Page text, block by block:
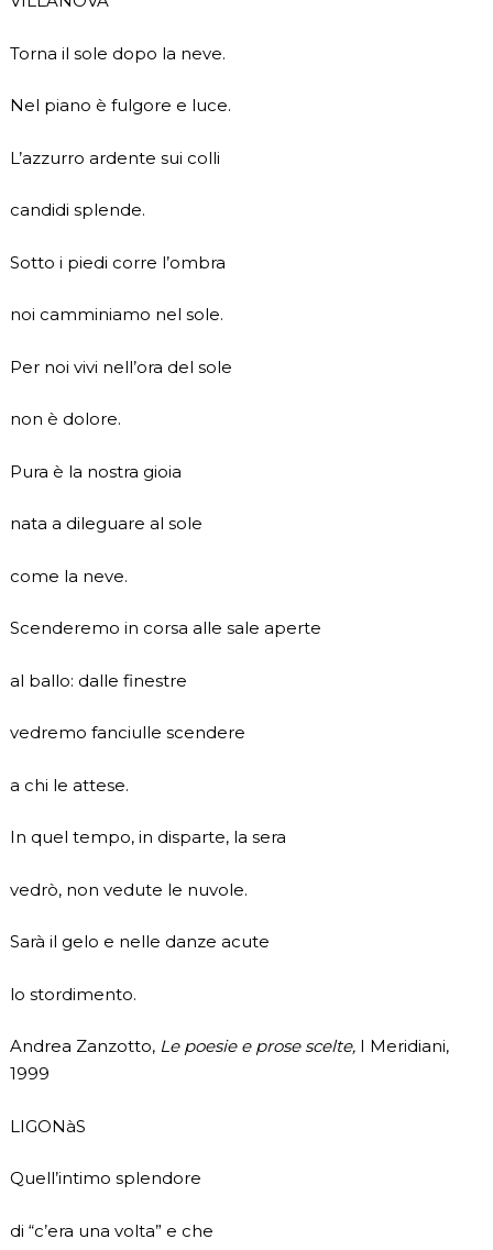
Torna il sole dopo la neve.
Nel piano è fulgore e luce.
L’azzurro ardente sui colli
candidi splende.
Sotto i piedi corre l’ombra
noi camminiamo nel sole.
Per noi vivi nell’ora del sole
non è dolore.
Pura è la nostra gioia
nata a dileguare al sole
come la neve.
Scenderemo in corsa alle sale aperte
al ballo: dalle finestre
vedremo fanciulle scendere
a chi le attese.
In quel tempo, in disparte, la sera
vedrò, non vedute le nuvole.
Sarà il gelo e nelle danze acute
lo stordimento.
Andrea Zanzotto, Le poesie e prose scelte,I Meridiani,
1999
LIGONàS
Quell’intimo splendore
di “c’era una volta” e che